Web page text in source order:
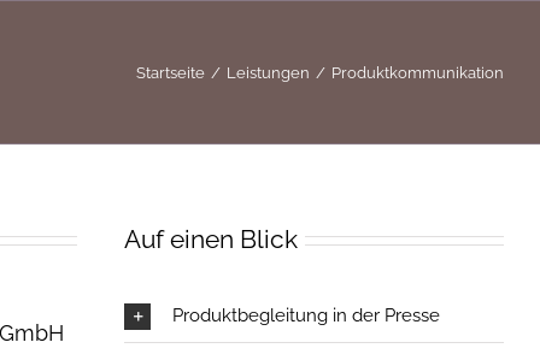
Startseite Leistungen Produktkommunikation
Auf einen Blick
Produktbegleitung in der Presse